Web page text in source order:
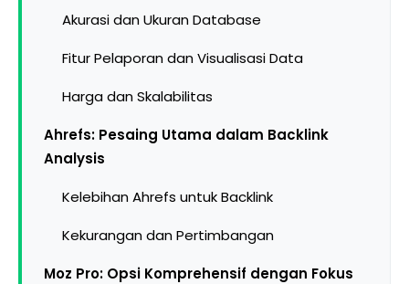
Akurasi dan Ukuran Database
Fitur Pelaporan dan Visualisasi Data
Harga dan Skalabilitas
Ahrefs: Pesaing Utama dalam Backlink
Analysis
Kelebihan Ahrefs untuk Backlink
Kekurangan dan Pertimbangan
Moz Pro: Opsi Komprehensif dengan Fokus